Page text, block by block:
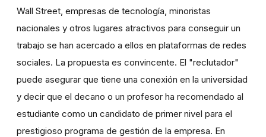
Wall Street, empresas de tecnología, minoristas
nacionales y otros lugares atractivos para conseguir un
trabajo se han acercado a ellos en plataformas de redes
sociales. La propuesta es convincente. El "reclutador"
puede asegurar que tiene una conexión en la universidad
y decir que el decano o un profesor ha recomendado al
estudiante como un candidato de primer nivel para el
prestigioso programa de gestión de la empresa. En